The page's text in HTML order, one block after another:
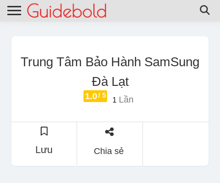
Trung Tâm Bảo Hành SamSung
Đà Lạt
1.0/ 5
1 Lần
Lưu Chia sẻ